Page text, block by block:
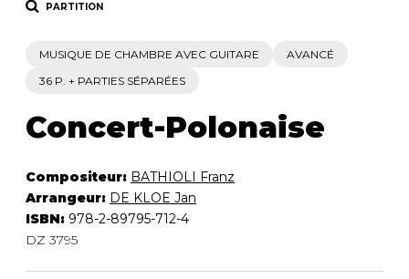
PARTITION
MUSIQUE DE CHAMBRE AVEC GUITARE
AVANCÉ
36 P. + PARTIES SÉPARÉES
Concert-Polonaise
Compositeur: BATHIOLI Franz
Arrangeur: DE KLOE Jan
ISBN: 978-2-89795-712-4
DZ 3795